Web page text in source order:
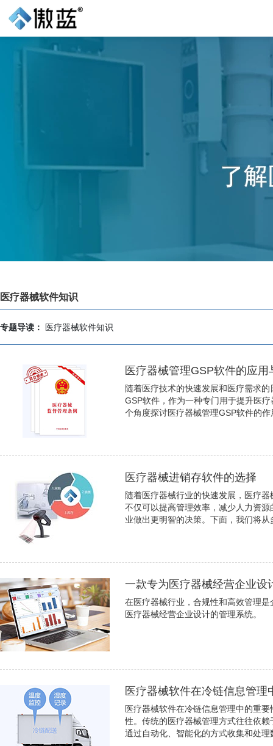
医疗器械软件知识
专题导读： 医疗器械软件知识
医疗器械管理GSP软件的应用
随着医疗技术的快速发展和医疗需求
GSP软件，作为一种专门用于提升医
个角度探讨医疗器械管理GSP软件的
医疗器械进销存软件的选择
随着医疗器械行业的快速发展，医疗
不仅可以提高管理效率，减少人力资
业做出更明智的决策。下面，我们将
一款专为医疗器械经营企业设
在医疗器械行业，合规性和高效管理
医疗器械经营企业设计的管理系统。
医疗器械软件在冷链信息管理
医疗器械软件在冷链信息管理中的重
性。传统的医疗器械管理方式往往依
通过自动化、智能化的方式收集和处